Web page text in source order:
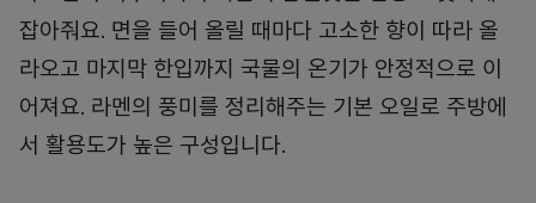
잡아줘요. 면을 들어 올릴 때마다 고소한 향이 따라 올
라오고 마지막 한입까지 국물의 온기가 안정적으로 이
어져요. 라멘의 풍미를 정리해주는 기본 오일로 주방에
서 활용도가 높은 구성입니다.